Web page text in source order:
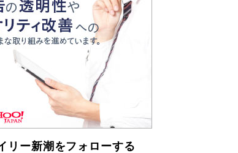
リー新潮をフォローする